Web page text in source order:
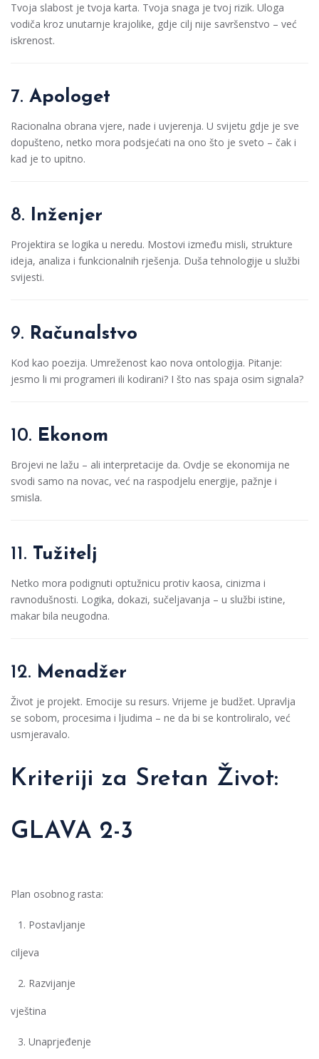
Tvoja slabost je tvoja karta. Tvoja snaga je tvoj rizik. Uloga
vodiča kroz unutarnje krajolike, gdje cilj nije savršenstvo – već
iskrenost.
7. Apologet
Racionalna obrana vjere, nade i uvjerenja. U svijetu gdje je sve
dopušteno, netko mora podsjećati na ono što je sveto – čak i
kad je to upitno.
8. Inženjer
Projektira se logika u neredu. Mostovi između misli, strukture
ideja, analiza i funkcionalnih rješenja. Duša tehnologije u službi
svijesti.
9. Računalstvo
Kod kao poezija. Umreženost kao nova ontologija. Pitanje:
jesmo li mi programeri ili kodirani? I što nas spaja osim signala?
10. Ekonom
Brojevi ne lažu – ali interpretacije da. Ovdje se ekonomija ne
svodi samo na novac, već na raspodjelu energije, pažnje i
smisla.
11. Tužitelj
Netko mora podignuti optužnicu protiv kaosa, cinizma i
ravnodušnosti. Logika, dokazi, sučeljavanja – u službi istine,
makar bila neugodna.
12. Menadžer
Život je projekt. Emocije su resurs. Vrijeme je budžet. Upravlja
se sobom, procesima i ljudima – ne da bi se kontroliralo, već
usmjeravalo.
Kriteriji za Sretan Život:
GLAVA 2-3
Plan osobnog rasta:
Postavljanje
ciljeva
Razvijanje
vještina
Unaprjeđenje